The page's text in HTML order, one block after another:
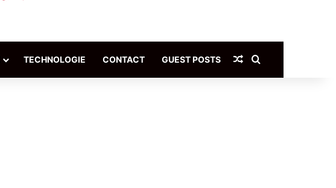
TECHNOLOGIE CONTACT GUEST POSTS Article Aléatoire